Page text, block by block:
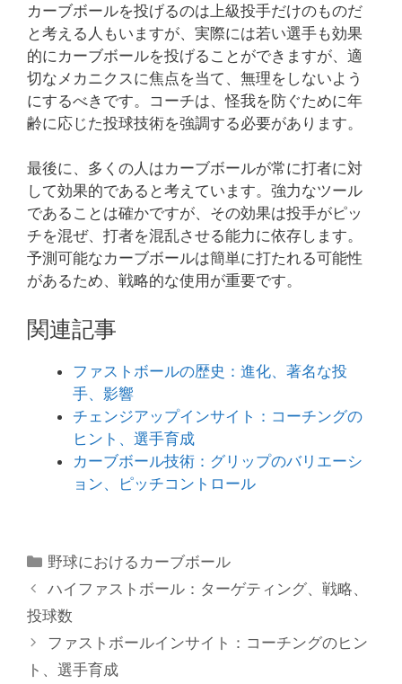
カーブボールを投げるのは上級投手だけのものだ
と考える人もいますが、実際には若い選手も効果
的にカーブボールを投げることができますが、適
切なメカニクスに焦点を当て、無理をしないよう
にするべきです。コーチは、怪我を防ぐために年
齢に応じた投球技術を強調する必要があります。
最後に、多くの人はカーブボールが常に打者に対
して効果的であると考えています。強力なツール
であることは確かですが、その効果は投手がピッ
チを混ぜ、打者を混乱させる能力に依存します。
予測可能なカーブボールは簡単に打たれる可能性
があるため、戦略的な使用が重要です。
関連記事
ファストボールの歴史：進化、著名な投
手、影響
チェンジアップインサイト：コーチングの
ヒント、選手育成
カーブボール技術：グリップのバリエーシ
ョン、ピッチコントロール
Categories
野球におけるカーブボール
ハイファストボール：ターゲティング、戦略、
投球数
ファストボールインサイト：コーチングのヒン
ト、選手育成